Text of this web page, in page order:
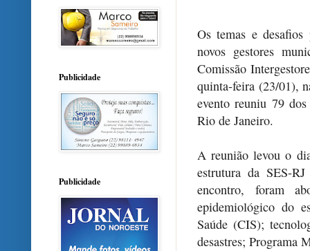
Os temas e desafios
novos gestores
Comissão
quinta-feira (23/01),
evento reuniu 79
Rio de Janeiro.
A reunião levou o
estrutura da SES-
encontro, foram
epidemiológico do
Saúde (CIS);
desastres; Programa
Publicidade
Publicidade